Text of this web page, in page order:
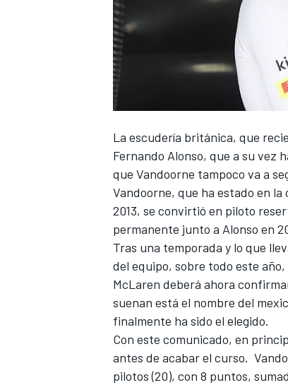
NASCAR CUP
FÓRMULA E
La escudería británica, que
Fernando Alonso, que a su vez
que Vandoorne tampoco va a
Vandoorne, que ha estado en
2013, se convirtió en piloto
permanente junto a Alonso en
Tras una temporada y lo que
del equipo, sobre todo este
McLaren deberá ahora
suenan está el nombre del
finalmente ha sido el elegido.
Con este comunicado, en
antes de acabar el curso.
pilotos (20), con 8 puntos,